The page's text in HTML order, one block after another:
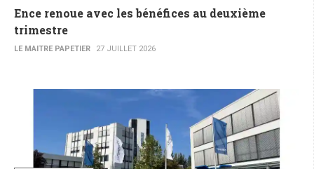
Ence renoue avec les bénéfices au deuxième
trimestre
LE MAITRE PAPETIER 27 JUILLET 2026